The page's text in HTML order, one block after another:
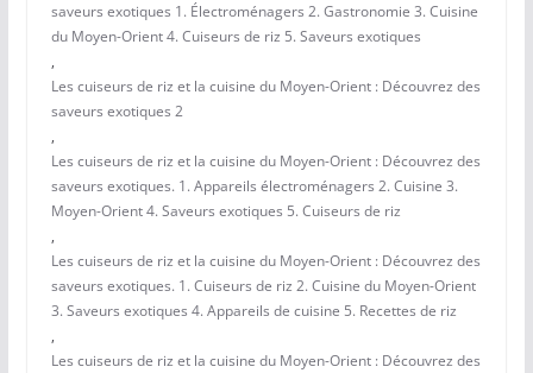
saveurs exotiques 1. Électroménagers 2. Gastronomie 3. Cuisine
du Moyen-Orient 4. Cuiseurs de riz 5. Saveurs exotiques
,
Les cuiseurs de riz et la cuisine du Moyen-Orient : Découvrez des
saveurs exotiques 2
,
Les cuiseurs de riz et la cuisine du Moyen-Orient : Découvrez des
saveurs exotiques. 1. Appareils électroménagers 2. Cuisine 3.
Moyen-Orient 4. Saveurs exotiques 5. Cuiseurs de riz
,
Les cuiseurs de riz et la cuisine du Moyen-Orient : Découvrez des
saveurs exotiques. 1. Cuiseurs de riz 2. Cuisine du Moyen-Orient
3. Saveurs exotiques 4. Appareils de cuisine 5. Recettes de riz
,
Les cuiseurs de riz et la cuisine du Moyen-Orient : Découvrez des